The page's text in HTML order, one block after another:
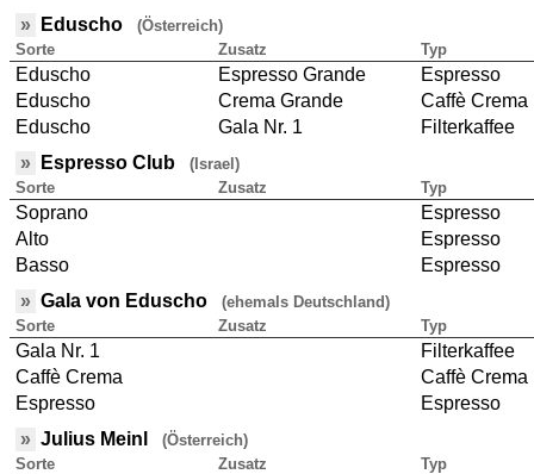
»
Eduscho (Österreich)
Sorte
Zusatz Typ
Eduscho Espresso Grande
Espresso
Eduscho
Crema Grande
Caffè Crema
Eduscho
Gala Nr. 1
Filterkaffee
»
Espresso Club (Israel)
Sorte
Zusatz Typ
Soprano
Espresso
Alto
Espresso
Basso
Espresso
» Gala von Eduscho (ehemals Deutschland)
Sorte
Zusatz Typ
Gala Nr. 1
Filterkaffee
Caffè Crema
Caffè Crema
Espresso
Espresso
» Julius Meinl
(Österreich)
Sorte
Zusatz Typ